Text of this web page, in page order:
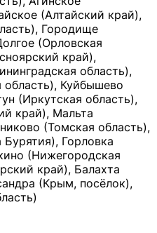
(Алтайский край),
Городище
(Орловская
край),
область),
область), Куйбышево
(Иркутская область),
край), Мальта
(Томская область),
Горловка
(Нижегородская
край), Балахта
(Крым, посёлок),